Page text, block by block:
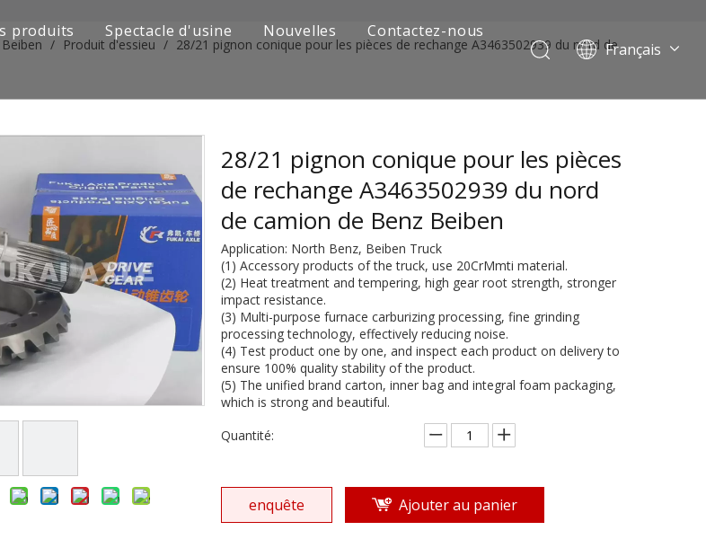
produits
Série de camions SAIC-lveco Hongyan
Série de camions Foton Auman
Série de camions FAW Jiefang
Série de camions Dongfeng
Série de camions européens et japonais
Pièces de rechange de machines d'ingénierie de camion minier
D'autres séries de camions
Spectacle d'usine Nouvelles
Contactez-nous
Français
Pусский
Español
/ Produit d'essieu / 28/21 pignon conique pour les pièces de rechange A3463502939 du nord de
28/21 pignon conique pour les pièces
de rechange A3463502939 du nord
de camion de Benz Beiben
Application: North Benz, Beiben Truck
(1) Accessory products of the truck, use 20CrMmti material.
(2) Heat treatment and tempering, high gear root strength, stronger
impact resistance.
(3) Multi-purpose furnace carburizing processing, fine grinding
processing technology, effectively reducing noise.
(4) Test product one by one, and inspect each product on delivery to
ensure 100% quality stability of the product.
(5) The unified brand carton, inner bag and integral foam packaging,
which is strong and beautiful.
Quantité:
enquête Ajouter au panier